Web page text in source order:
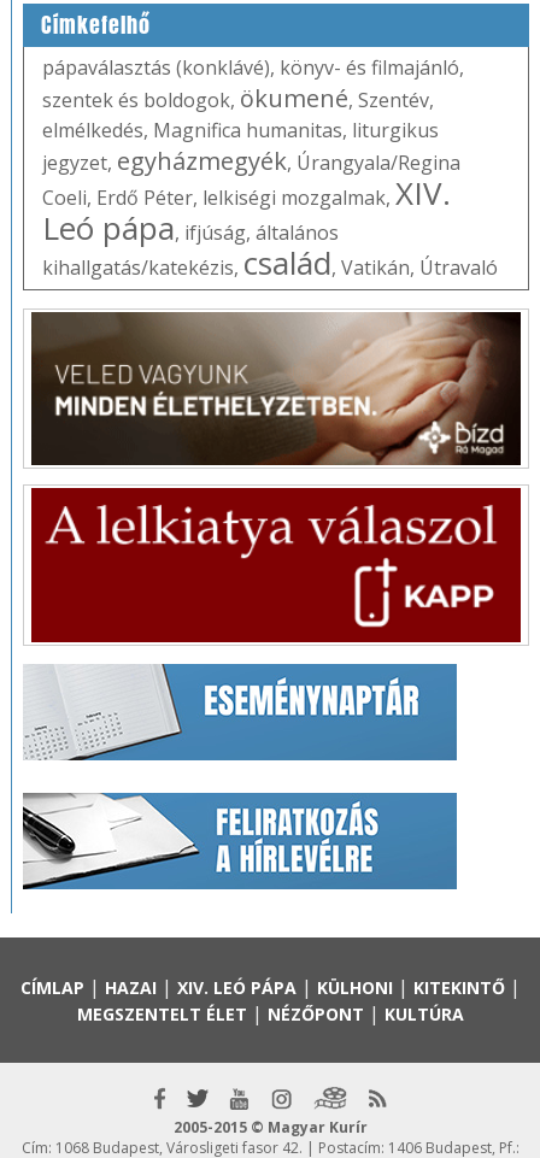
Címkefelhő
pápaválasztás (konklávé), könyv- és filmajánló,
szentek és boldogok, ökumené, Szentév,
elmélkedés, Magnifica humanitas, liturgikus
jegyzet, egyházmegyék, Úrangyala/Regina
Coeli, Erdő Péter, lelkiségi mozgalmak, XIV.
Leó pápa, ifjúság, általános
kihallgatás/katekézis, család, Vatikán, Útravaló
CÍMLAP | HAZAI | XIV. LEÓ PÁPA| KÜLHONI | KITEKINTŐ|
MEGSZENTELT ÉLET | NÉZŐPONT | KULTÚRA
2005-2015 © Magyar Kurír
Cím: 1068 Budapest, Városligeti fasor 42. | Postacím: 1406 Budapest, Pf.: